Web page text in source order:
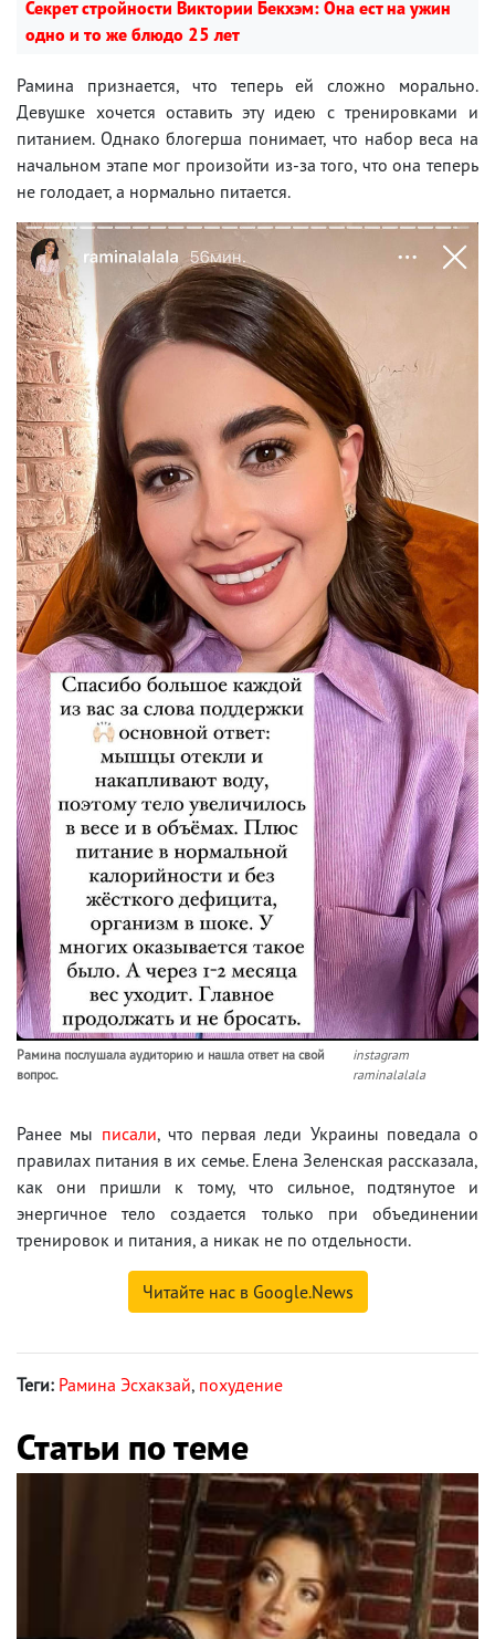
Секрет стройности Виктории Бекхэм: Она ест на ужин
одно и то же блюдо 25 лет
Рамина признается, что теперь ей сложно морально.
Девушке хочется оставить эту идею с тренировками и
питанием. Однако блогерша понимает, что набор веса на
начальном этапе мог произойти из-за того, что она теперь
не голодает, а нормально питается.
Рамина послушала аудиторию и нашла ответ на свой
вопрос.
instagram
raminalalala
Ранее мы писали, что первая леди Украины поведала о
правилах питания в их семье. Елена Зеленская рассказала,
как они пришли к тому, что сильное, подтянутое и
энергичное тело создается только при объединении
тренировок и питания, а никак не по отдельности.
Читайте нас в Google.News
Теги: Рамина Эсхакзай, похудение
Статьи по теме